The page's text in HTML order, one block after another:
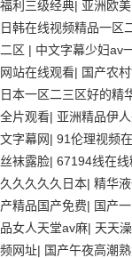
福利三级经典| 亚洲欧
日韩在线视频精品一区
二区 | 中文字幕少妇av
网站在线观看| 国产农
日本一区二三区好的精
全片观看| 亚洲精品伊
文字幕网| 91伦理视频
丝袜露脸| 67194线在
久久久久久日本| 精华
产精品国产免费| 国产
品女人天堂av麻| 天天
频网址| 国产午夜高潮